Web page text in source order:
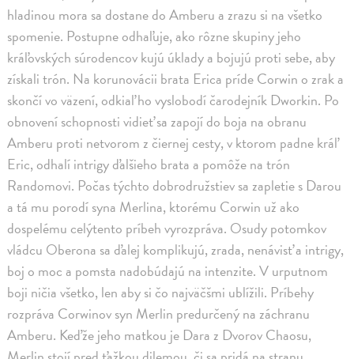
hladinou mora sa dostane do Amberu a zrazu si na všetko
spomenie. Postupne odhaľuje, ako rôzne skupiny jeho
kráľovských súrodencov kujú úklady a bojujú proti sebe, aby
získali trón. Na korunovácii brata Erica príde Corwin o zrak a
skončí vo väzení, odkiaľ ho vyslobodí čarodejník Dworkin. Po
obnovení schopnosti vidieť sa zapojí do boja na obranu
Amberu proti netvorom z čiernej cesty, v ktorom padne kráľ
Eric, odhalí intrigy ďalšieho brata a pomôže na trón
Randomovi. Počas týchto dobrodružstiev sa zapletie s Darou
a tá mu porodí syna Merlina, ktorému Corwin už ako
dospelému celýtento príbeh vyrozpráva. Osudy potomkov
vládcu Oberona sa ďalej komplikujú, zrada, nenávisť a intrigy,
boj o moc a pomsta nadobúdajú na intenzite. V urputnom
boji ničia všetko, len aby si čo najväčšmi ublížili. Príbehy
rozpráva Corwinov syn Merlin predurčený na záchranu
Amberu. Keďže jeho matkou je Dara z Dvorov Chaosu,